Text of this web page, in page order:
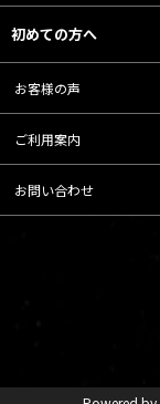
初めての方へ
お客様の声
ご利用案内
お問い合わせ